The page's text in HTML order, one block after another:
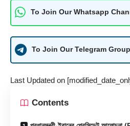
To Join Our Whatsapp
To Join Our Telegram Group
Last Updated on
Contents